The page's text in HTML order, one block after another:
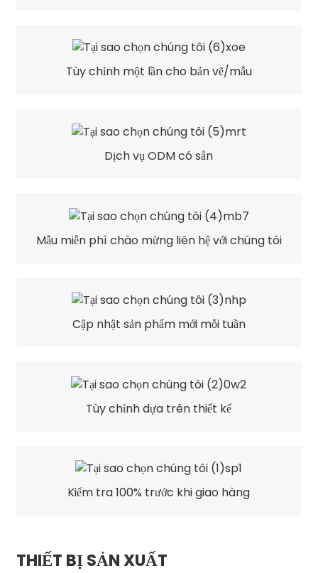
Tùy chỉnh một lần cho bản vẽ/mẫu
Dịch vụ ODM có sẵn
Mẫu miễn phí chào mừng liên hệ với chúng tôi
Cập nhật sản phẩm mới mỗi tuần
Tùy chỉnh dựa trên thiết kế
Kiểm tra 100% trước khi giao hàng
THIẾT BỊ SẢN XUẤT